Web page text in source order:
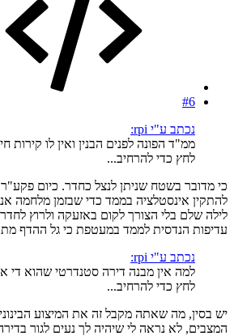
#6
נכתב ע"י rpi:
ממ"ד הפונה לפנים הבנין ואין לו קירות
לחץ כדי להרחיב...
כי מדובר בשטח שניתן לנצל כחדר. כיום
להתקין אינסטלציה בממד כדי שבזמן מלחמה
לילה שלם בלי הצורך לקום באזעקה ולרוץ
עדיפות הנדסית לממד במעטפת כי גל ההדף
נכתב ע"י rpi:
למה אין מבנה דירה סטנדרטי שהוא די
לחץ כדי להרחיב...
יש בסין, מה שאתה מקבל זה את המיצוע
המצבים, לא נראה לי שיהיה לך נעים לגור